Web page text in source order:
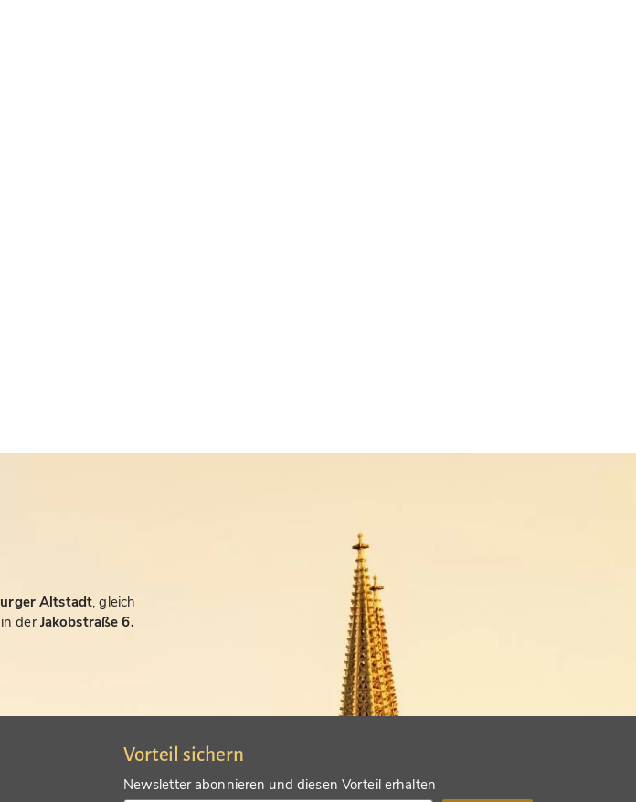
Altstadt, gleich
derJakobstraße 6.
Vorteil sichern
Newsletter abonnieren und diesen Vorteil erhalten